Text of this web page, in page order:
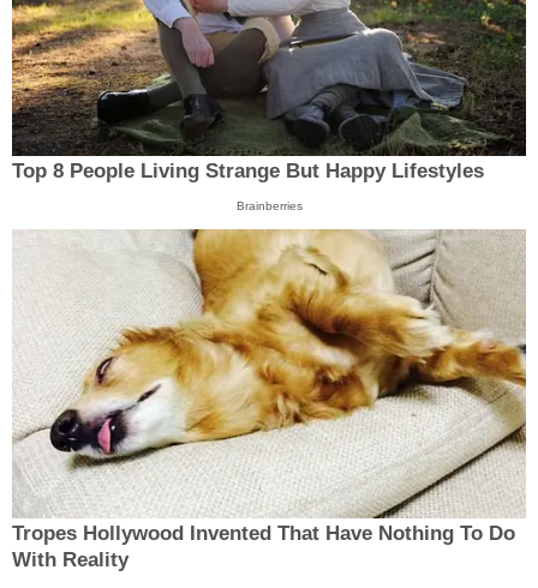
Top 8 People Living Strange But Happy Lifestyles
Brainberries
Tropes Hollywood Invented That Have Nothing To Do
With Reality